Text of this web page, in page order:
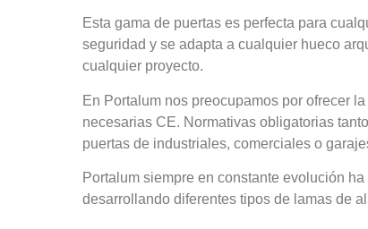
Esta gama de puertas es perfecta para
seguridad y se adapta a cualquier hueco
cualquier proyecto.
En Portalum nos preocupamos por ofrecer
necesarias CE. Normativas obligatorias
puertas de industriales, comerciales o
Portalum siempre en constante evolución
desarrollando diferentes tipos de lamas de